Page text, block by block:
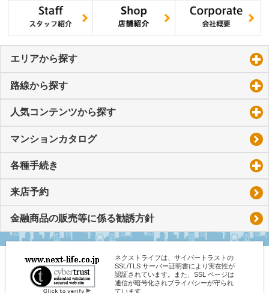
エリアから探す
路線から探す
人気コンテンツから探す
マンションカタログ
各種手続き
来店予約
金融商品の販売等に係る勧誘方針
ネクストライフは、サイバートラストの
SSL/TLS サーバー証明書により実在性が
認証されています。また、SSL ページは
通信が暗号化されプライバシーが守られ
ています。